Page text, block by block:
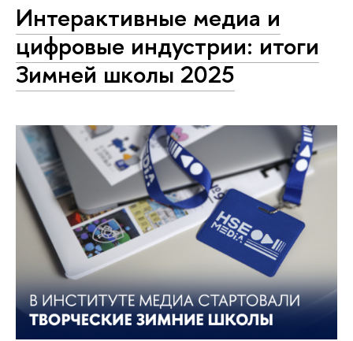
Интерактивные медиа и
цифровые индустрии: итоги
Зимней школы 2025